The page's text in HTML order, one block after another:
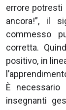
errore potresti
ancora!”, il
commesso
corretta.
positivo, in
È
insegnanti